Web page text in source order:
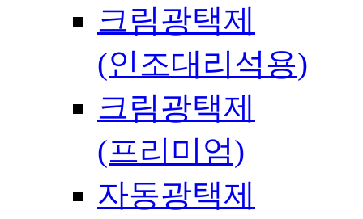
크림광택제
(인조대리석용)
크림광택제
(프리미엄)
자동광택제